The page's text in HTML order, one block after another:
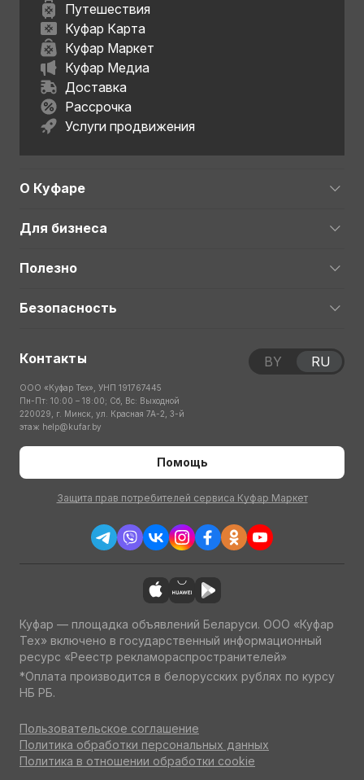
Путешествия
Куфар Карта
Куфар Маркет
Куфар Медиа
Доставка
Рассрочка
Услуги продвижения
О Куфаре
Для бизнеса
Полезно
Безопасность
Контакты
ООО «Куфар Тех», УНП 191767445
Пн-Пт: 10:00 – 18:00; Сб, Вс: Выходной
220029, г. Минск, ул. Красная 7А-2, 3-й
этаж help@kufar.by
Помощь
Защита прав потребителей сервиса Куфар Маркет
BY RU
Куфар — площадка объявлений Беларуси. ООО «Куфар
Тех» включено в государственный информационный
ресурс «Реестр рекламораспространителей»
*Оплата производится в белорусских рублях по курсу
НБ РБ.
Пользовательское соглашение
Политика обработки персональных данных
Политика в отношении обработки cookie